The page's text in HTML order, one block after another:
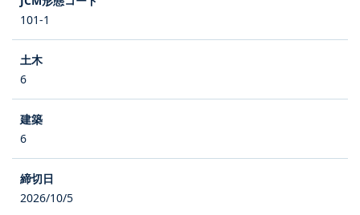
101-1
6
6
2026/10/5